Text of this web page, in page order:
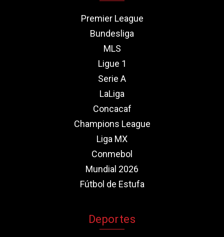
Premier League
Bundesliga
MLS
Ligue 1
Serie A
LaLiga
Concacaf
Champions League
Liga MX
Conmebol
Mundial 2026
Fútbol de Estufa
Deportes